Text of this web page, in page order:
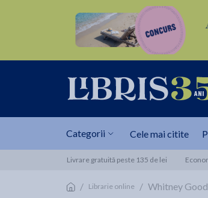
Categorii Cele mai citite
Livrare gratuită peste 135 de lei
/ Librarie online / Whitney